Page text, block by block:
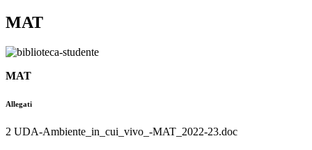
MAT
MAT
Allegati
2 UDA-Ambiente_in_cui_vivo_-MAT_2022-23.doc